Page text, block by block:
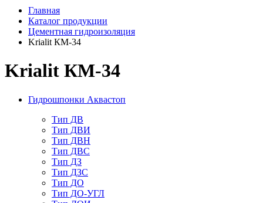
Главная
Каталог продукции
Цементная гидроизоляция
Krialit КМ-34
Krialit КМ-34
Гидрошпонки Аквастоп
Тип ДВ
Тип ДВИ
Тип ДВН
Тип ДВС
Тип ДЗ
Тип ДЗС
Тип ДО
Тип ДО-УГЛ